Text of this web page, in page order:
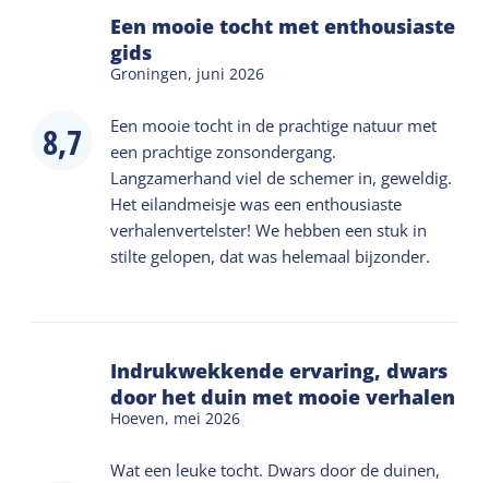
eerder te zijn dan de aangegeven starttijd.
tevoren. Bij erg nat weer is annuleren alleen
mogelijk na overleg.
"Zelfs als je niet van wandelen houdt is dit leuk",
enthousiaste puber na afloop.
bijzondere ervaring rijker." - Liesbeth
8,7
Een mooie tocht met enthousiaste
gids
Groningen, juni 2026
Een mooie tocht in de prachtige natuur met
een prachtige zonsondergang.
Langzamerhand viel de schemer in, geweldig.
Het eilandmeisje was een enthousiaste
verhalenvertelster! We hebben een stuk in
stilte gelopen, dat was helemaal bijzonder.
Indrukwekkende ervaring, dwars
door het duin met mooie verhalen
Hoeven, mei 2026
Wat een leuke tocht. Dwars door de duinen,